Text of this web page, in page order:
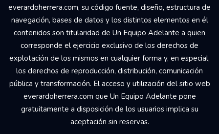
everardoherrera.com, su código fuente, diseño, estructura de
navegación, bases de datos y los distintos elementos en él
contenidos son titularidad de Un Equipo Adelante a quien
corresponde el ejercicio exclusivo de los derechos de
explotación de los mismos en cualquier forma y, en especial,
los derechos de reproducción, distribución, comunicación
pública y transformación. El acceso y utilización del sitio web
everardoherrera.com que Un Equipo Adelante pone
gratuitamente a disposición de los usuarios implica su
aceptación sin reservas.